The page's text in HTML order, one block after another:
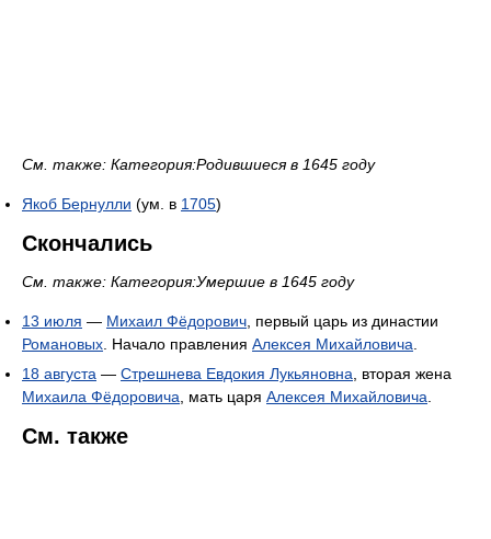
См. также: Категория:Родившиеся в 1645 году
Якоб Бернулли (ум. в 1705)
Скончались
См. также: Категория:Умершие в 1645 году
13 июля — Михаил Фёдорович, первый царь из династии
Романовых. Начало правления Алексея Михайловича.
18 августа — Стрешнева Евдокия Лукьяновна, вторая жена
Михаила Фёдоровича, мать царя Алексея Михайловича.
См. также